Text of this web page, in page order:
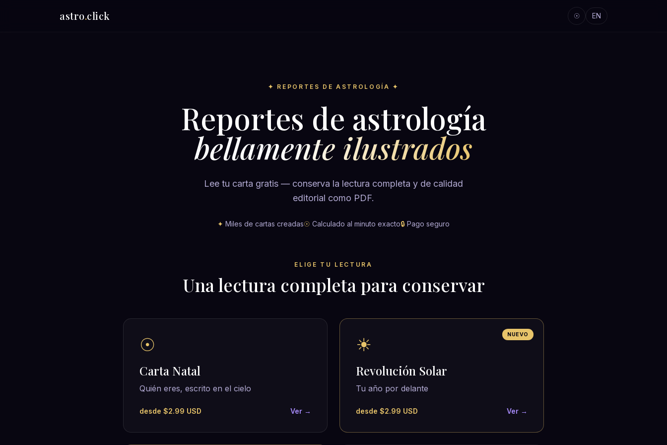
astro.click ☉ EN
✦ REPORTES DE ASTROLOGÍA ✦
Reportes de astrología
bellamente ilustrados
Lee tu carta gratis — conserva la lectura completa y de calidad
editorial como PDF.
✦ Miles de cartas creadas☉ Calculado al minuto exacto🔒 Pago seguro
ELIGE TU LECTURA
Una lectura completa para conservar
☉
Carta Natal
Quién eres, escrito en el cielo
desde $2.99 USD Ver →
NUEVO
☀
Revolución Solar
Tu año por delante
desde $2.99 USD Ver →